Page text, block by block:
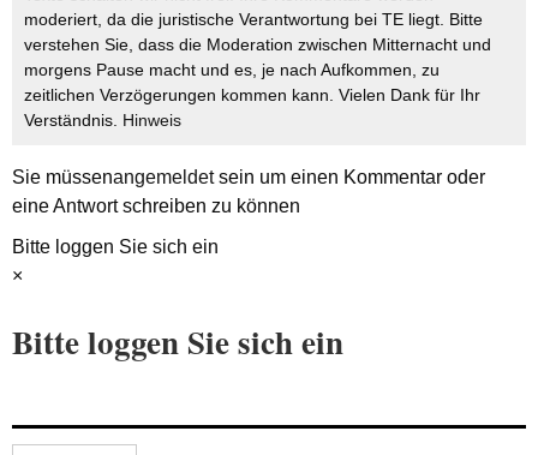
moderiert, da die juristische Verantwortung bei TE liegt. Bitte
verstehen Sie, dass die Moderation zwischen Mitternacht und
morgens Pause macht und es, je nach Aufkommen, zu
zeitlichen Verzögerungen kommen kann. Vielen Dank für Ihr
Verständnis. Hinweis
Sie müssenangemeldetsein um einen Kommentar oder
eine Antwort schreiben zu können
Bitte loggen Sie sich ein
×
Bitte loggen Sie sich ein